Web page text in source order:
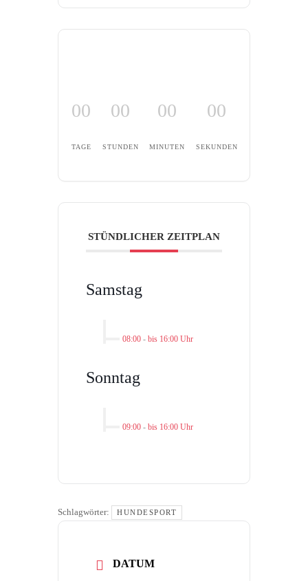
00
TAGE
00
STUNDEN
00
MINUTEN
00
SEKUNDEN
STÜNDLICHER ZEITPLAN
Samstag
08:00 - bis 16:00 Uhr
Sonntag
09:00 - bis 16:00 Uhr
Schlagwörter: HUNDESPORT
DATUM